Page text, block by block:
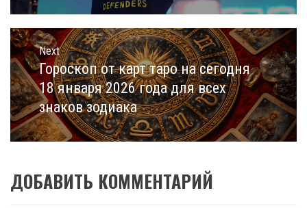
Next
Next
post:
Гороскоп от карт таро на сегодня
18 января 2026 года для всех
знаков зодиака
ДОБАВИТЬ КОММЕНТАРИЙ